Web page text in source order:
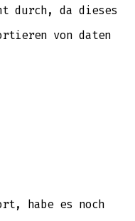
durch, da dieses
von daten
habe es noch